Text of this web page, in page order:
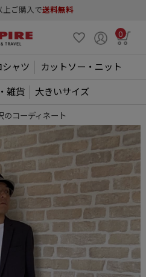
上ご購入で送料無料
0
シャツ カットソー・ニット
雑貨 大きいサイズ
のコーディネート